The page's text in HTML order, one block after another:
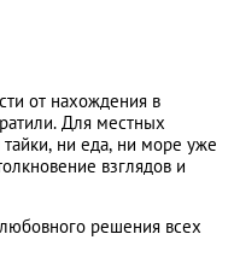
от нахождения в
Для местных
ни еда, ни море уже
взглядов и
решения всех